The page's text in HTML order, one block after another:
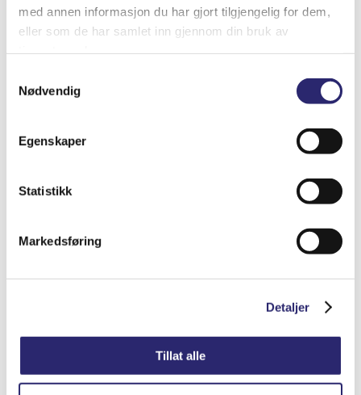
med annen informasjon du har gjort tilgjengelig for dem,
eller som de har samlet inn gjennom din bruk av
Nødvendig
Egenskaper
Statistikk
Markedsføring
Detaljer
Tillat alle
1,656.25
Varenummer: els-5200-8277
Detaljer